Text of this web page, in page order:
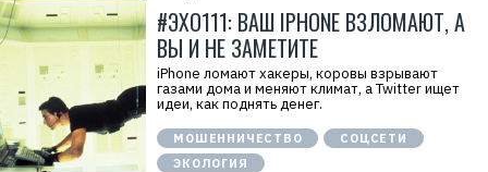
#ЭХО111: ВАШ IPHONE ВЗЛОМАЮТ, А
ВЫ И НЕ ЗАМЕТИТЕ
iPhone ломают хакеры, коровы взрывают
газами дома и меняют климат, а Twitter ищет
идеи, как поднять денег.
МОШЕННИЧЕСТВО
СОЦСЕТИ
ЭКОЛОГИЯ